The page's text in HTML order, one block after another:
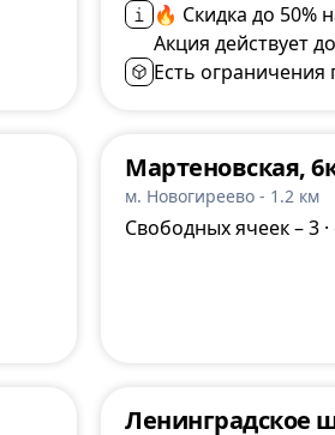
🔥 Скидка до 50%
Акция действует
Есть ограничения
Мартеновская,
м. Новогиреево - 1.2 км
Свободных ячеек – 3 ·
Ленинградское